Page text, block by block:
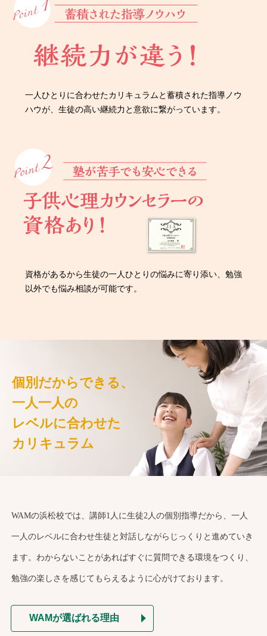
一人ひとりに合わせたカリキュラムと蓄積された指導ノウ
ハウが、生徒の高い継続力と意欲に繋がっています。
資格があるから生徒の一人ひとりの悩みに寄り添い、勉強
以外でも悩み相談が可能です。
個別だからできる、
一人一人の
レベルに合わせた
カリキュラム
WAMの浜松校では、講師1人に生徒2人の個別指導だから、一人
一人のレベルに合わせ生徒と対話しながらじっくりと進めていき
ます。わからないことがあればすぐに質問できる環境をつくり、
勉強の楽しさを感じてもらえるように心がけております。
WAMが選ばれる理由